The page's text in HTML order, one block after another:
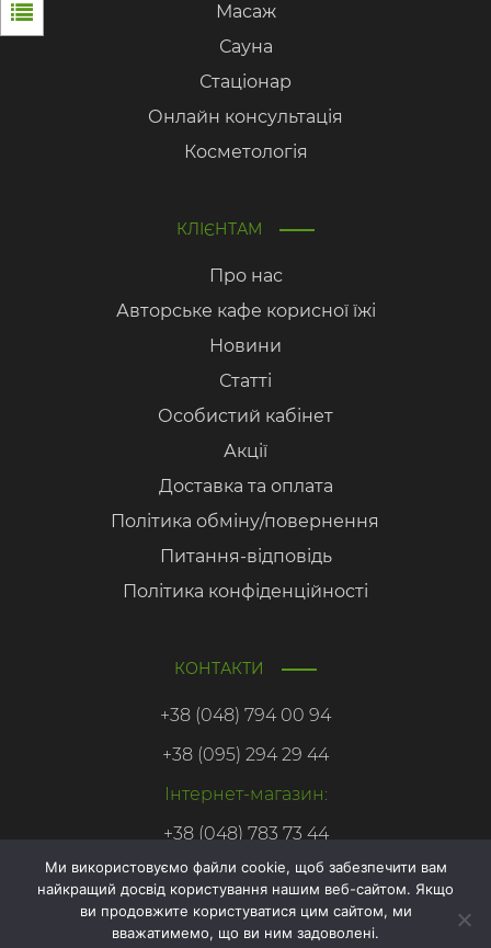
Масаж
Сауна
Стаціонар
Онлайн консультація
Косметологія
КЛІЄНТАМ
Про нас
Авторське кафе корисної їжі
Новини
Статті
Особистий кабінет
Акції
Доставка та оплата
Політика обміну/повернення
Питання-відповідь
Політика конфіденційності
КОНТАКТИ
+38 (048) 794 00 94
+38 (095) 294 29 44
Інтернет-магазин:
+38 (048) 783 73 44
Онлайн
запис
Ми використовуємо файли cookie, щоб забезпечити вам
найкращий досвід користування нашим веб-сайтом. Якщо
ви продовжите користуватися цим сайтом, ми
вважатимемо, що ви ним задоволені.